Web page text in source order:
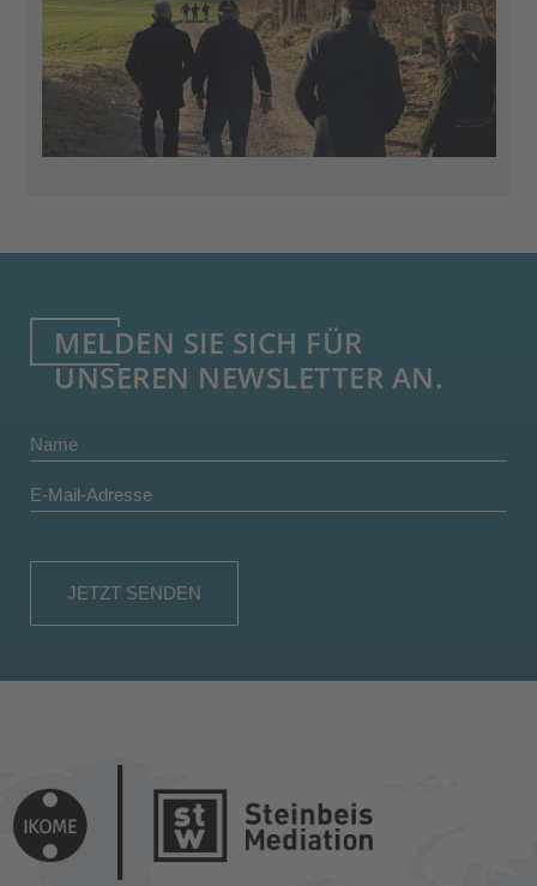
MELDEN SIE SICH FÜR
UNSEREN NEWSLETTER AN.